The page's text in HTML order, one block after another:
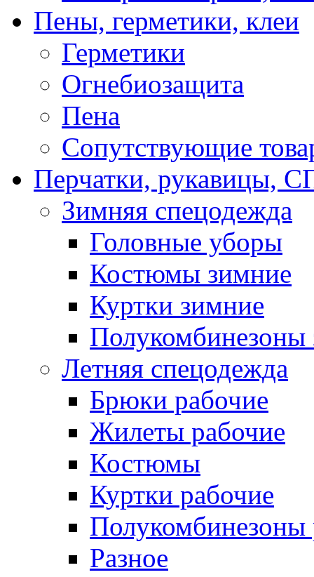
Пены, герметики, клеи
Герметики
Огнебиозащита
Пена
Сопутствующие
Перчатки,
Зимняя спецодежда
Головные уборы
Костюмы зимние
Куртки зимние
Полукомбинезоны
Летняя спецодежда
Брюки рабочие
Жилеты рабочие
Костюмы
Куртки рабочие
Полукомбинезоны
Разное